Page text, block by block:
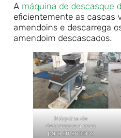
A máquina de descasque
eficientemente as cascas
amendoins e descarrega
amendoim descascados.
Máquina de
descasque a seco
para amendoins